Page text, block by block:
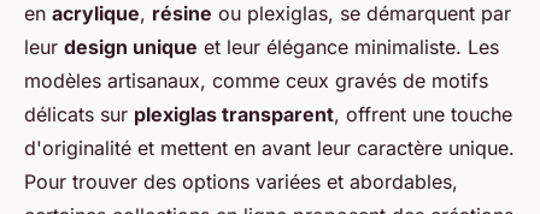
en acrylique, résine ou plexiglas, se démarquent par
leur design unique et leur élégance minimaliste. Les
modèles artisanaux, comme ceux gravés de motifs
délicats sur plexiglas transparent, offrent une touche
d'originalité et mettent en avant leur caractère unique.
Pour trouver des options variées et abordables,